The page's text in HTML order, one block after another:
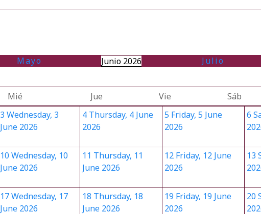
Mayo
Junio 2026 Julio
Mié Jue Vie Sáb
3 Wednesday, 3
June 2026
4 Thursday, 4 June
2026
5 Friday, 5 June
2026
6
10 Wednesday, 10
June 2026
11 Thursday, 11
June 2026
12 Friday, 12 June
2026
13
17Wednesday, 17
June 2026
18 Thursday, 18
June 2026
19 Friday, 19 June
2026
20